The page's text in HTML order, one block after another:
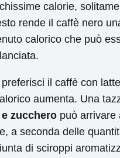
calorie,
rende il caffè nero
calorico che può
il caffè con
aumenta. Una
zucchero può arrivare
a seconda delle
di sciroppi